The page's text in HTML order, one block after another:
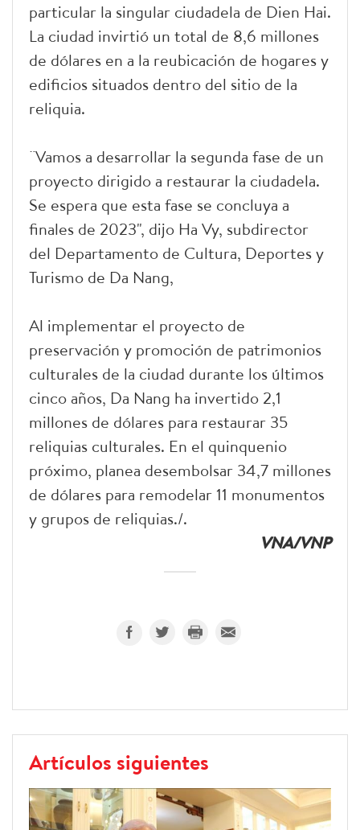
particular la singular ciudadela de Dien Hai.
La ciudad invirtió un total de 8,6 millones
de dólares en a la reubicación de hogares y
edificios situados dentro del sitio de la
reliquia.
¨Vamos a desarrollar la segunda fase de un
proyecto dirigido a restaurar la ciudadela.
Se espera que esta fase se concluya a
finales de 2023", dijo Ha Vy, subdirector
del Departamento de Cultura, Deportes y
Turismo de Da Nang,
Al implementar el proyecto de
preservación y promoción de patrimonios
culturales de la ciudad durante los últimos
cinco años, Da Nang ha invertido 2,1
millones de dólares para restaurar 35
reliquias culturales. En el quinquenio
próximo, planea desembolsar 34,7 millones
de dólares para remodelar 11 monumentos
y grupos de reliquias./.
VNA/VNP
Artículos siguientes